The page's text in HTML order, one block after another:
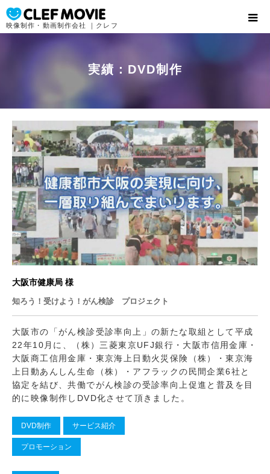
映像制作・動画制作会社 ｜クレフ
実績：DVD制作
大阪市健康局 様
知ろう！受けよう！がん検診 プロジェクト
大阪市の「がん検診受診率向上」の新たな取組として平成
22年10月に、（株）三菱東京UFJ銀行・大阪市信用金庫・
大阪商工信用金庫・東京海上日動火災保険（株）・東京海
上日動あんしん生命（株）・アフラックの民間企業6社と
協定を結び、共働でがん検診の受診率向上促進と普及を目
的に映像制作しDVD化させて頂きました。
DVD制作 サービス紹介
プロモーション